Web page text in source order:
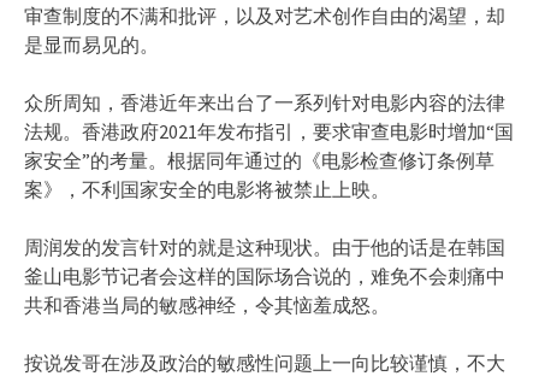
审查制度的不满和批评，以及对艺术创作自由的渴望，却
是显而易见的。
众所周知，香港近年来出台了一系列针对电影内容的法律
法规。香港政府2021年发布指引，要求审查电影时增加“国
家安全”的考量。根据同年通过的《电影检查修订条例草
案》，不利国家安全的电影将被禁止上映。
周润发的发言针对的就是这种现状。由于他的话是在韩国
釜山电影节记者会这样的国际场合说的，难免不会刺痛中
共和香港当局的敏感神经，令其恼羞成怒。
按说发哥在涉及政治的敏感性问题上一向比较谨慎，不大